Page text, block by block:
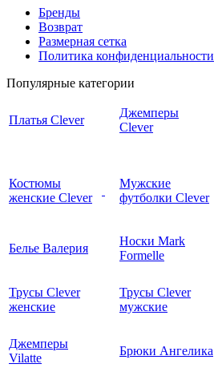
Бренды
Возврат
Размерная сетка
Политика конфиденциальности
Популярные категории
Платья Clever
Джемперы
Clever
Костюмы
женские Clever
Мужские
футболки Clever
Белье Валерия
Носки Mark
Formelle
Трусы Clever
женские
Трусы Clever
мужские
Джемперы
Vilatte
Брюки Ангелика